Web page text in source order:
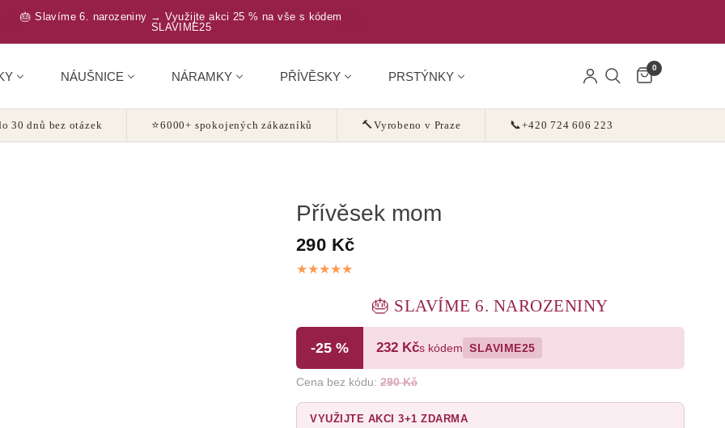
🎂 Slavíme 6. narozeniny → Využijte akci 25 % na vše s kódem
SLAVIME25
NÁUŠNICE NÁRAMKY PŘÍVĚSKY PRSTÝNKY
0
30 dnů bez otázek ⭐6000+ spokojených zákazníků 🔨Vyrobeno v Praze 📞+420 724 606 223
Přívěsek mom
290 Kč
🎂 SLAVÍME 6. NAROZENINY
-25 % 232 Kčs kódem SLAVIME25
Cena bez kódu:290 Kč
VYUŽIJTE AKCI 3+1 ZDARMA